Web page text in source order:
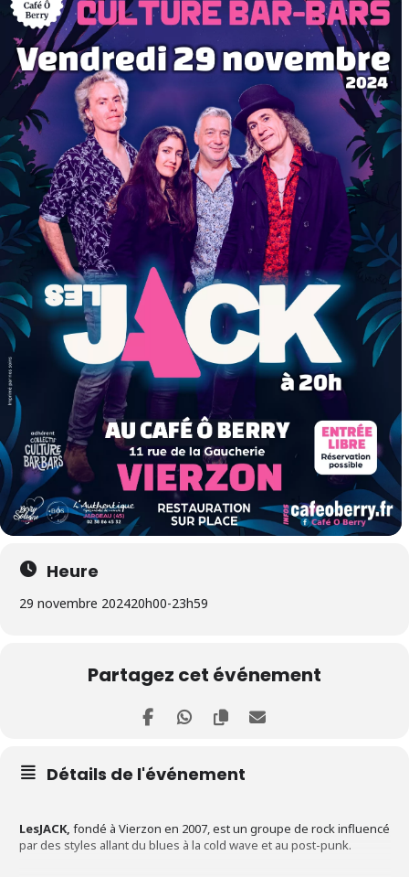
Heure
29 novembre 202420h00-23h59
Partagez cet événement
Détails de l'événement
LesJACK, fondé à Vierzon en 2007, est un groupe de rock influencé
par des styles allant du blues à la cold wave et au post-punk.